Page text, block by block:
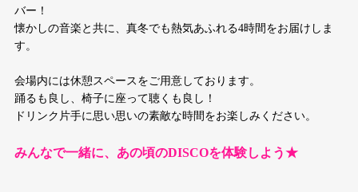
バー！
懐かしの音楽と共に、真冬でも熱気あふれる4時間をお届けしま
す。
会場内には休憩スペースをご用意しております。
踊るも良し、椅子に座って聴くも良し！
ドリンク片手に思い思いの素敵な時間をお楽しみください。
みんなで一緒に、あの頃のDISCOを体験しよう★